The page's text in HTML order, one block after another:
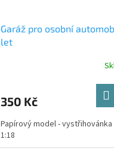
Garáž pro osobní
let
350 Kč
Papírový model -
1:18